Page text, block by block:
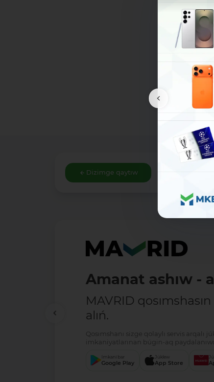
Dizimge qaytıw
Amanat ashıw -
MAVRID
alıń.
Qosımshanı sizge qolaylı servis arqalı
imkaniyatlarınan búgin-aq
Imkani bar
Google Play
Júklew
App Store